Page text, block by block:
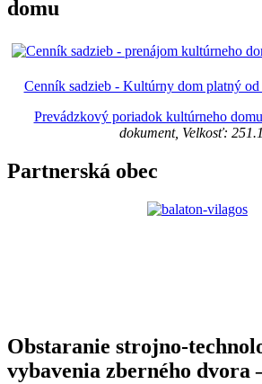
domu
Cenník sadzieb - Kultúrny dom platný
Prevádzkový poriadok kultúrneho
dokument, Velkosť:
Partnerská obec
Obstaranie strojno-
vybavenia zberného dvora